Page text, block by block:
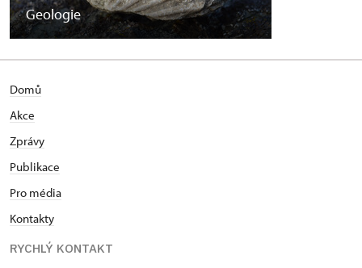
Geologie
Domů
Akce
Zprávy
Publikace
Pro média
Kontakty
RYCHLÝ KONTAKT